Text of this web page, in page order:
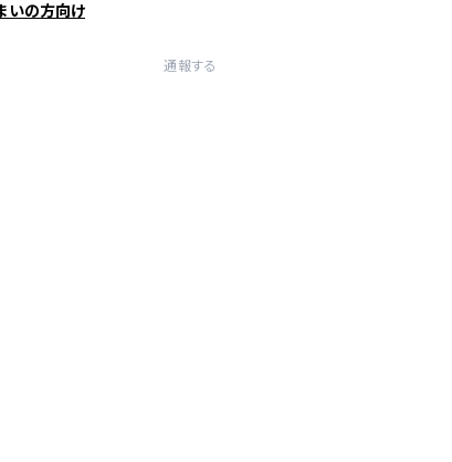
いの方向け
通報する